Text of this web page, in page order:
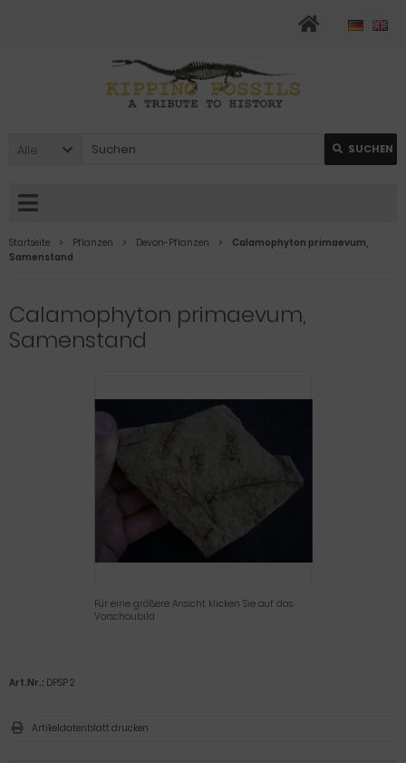
Alle SUCHEN
Startseite Pflanzen Devon-Pflanzen
Calamophyton primaevum,
Samenstand
Calamophyton primaevum,
Samenstand
Für eine größere Ansicht klicken Sie auf das
Vorschaubild
Art.Nr.: DPSP 2
Artikeldatenblatt drucken